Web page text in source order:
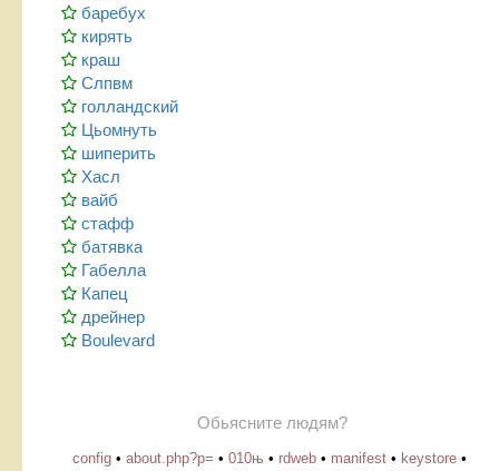
баребух
кирять
краш
Слпвм
голландский
Цьомнуть
шиперить
Хасл
вайб
стафф
батявка
Габелла
Капец
дрейнер
Boulevard
Обьясните людям?
config • about.php?p= • 010њ • rdweb • manifest • keystore •